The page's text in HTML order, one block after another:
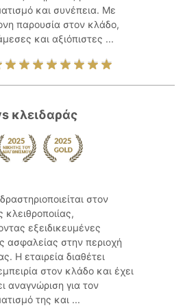
και συνέπεια. Με
παρουσία στον κλάδο,
και αξιόπιστες ...
κλειδαράς
στον
κλειθροποιίας,
εξειδικευμένες
ασφαλείας στην περιοχή
Η εταιρεία διαθέτει
στον κλάδο και έχει
αναγνώριση για τον
της και ...